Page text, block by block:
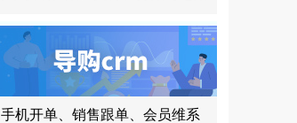
手机开单、销售跟单、会员维系